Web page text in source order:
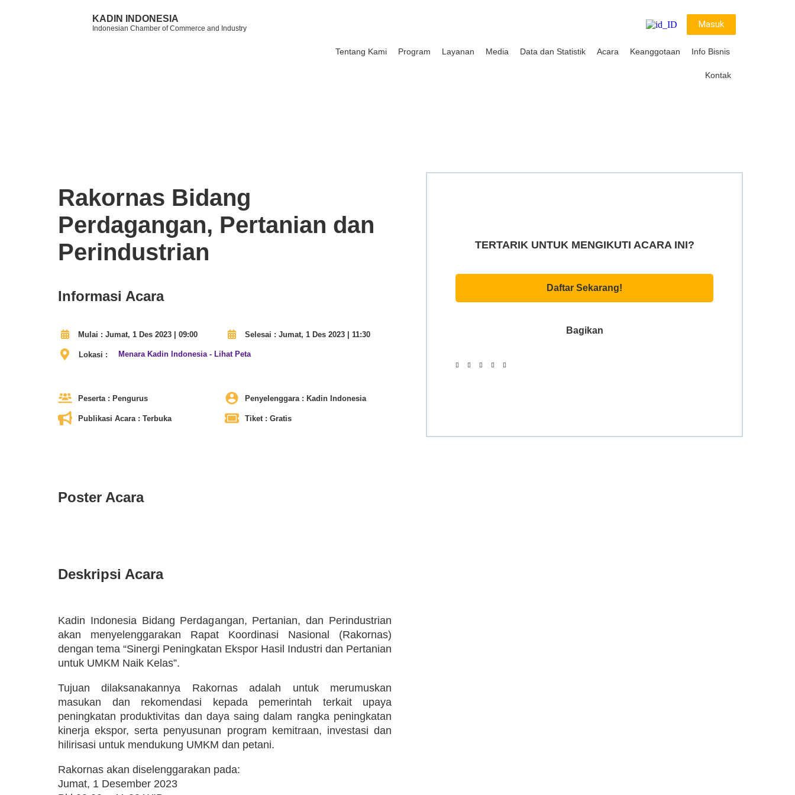
KADIN INDONESIA
Indonesian Chamber of Commerce and Industry Masuk
Tentang Kami Program Layanan Media Data dan Statistik Acara Keanggotaan Info Bisnis
Kontak
Rakornas Bidang
Perdagangan, Pertanian dan
Perindustrian
Informasi Acara
Mulai : Jumat, 1 Des 2023 | 09:00 Selesai : Jumat, 1 Des 2023 | 11:30
Lokasi : Menara Kadin Indonesia - Lihat Peta
Peserta : Pengurus Penyelenggara : Kadin Indonesia
Publikasi Acara : Terbuka Tiket : Gratis
TERTARIK UNTUK MENGIKUTI ACARA INI?
Daftar Sekarang!
Bagikan
Poster Acara
Deskripsi Acara
Kadin Indonesia Bidang Perdagangan, Pertanian, dan Perindustrian
akan menyelenggarakan Rapat Koordinasi Nasional (Rakornas)
dengan tema “Sinergi Peningkatan Ekspor Hasil Industri dan Pertanian
untuk UMKM Naik Kelas”.
Tujuan dilaksanakannya Rakornas adalah untuk merumuskan
masukan dan rekomendasi kepada pemerintah terkait upaya
peningkatan produktivitas dan daya saing dalam rangka peningkatan
kinerja ekspor, serta penyusunan program kemitraan, investasi dan
hilirisasi untuk mendukung UMKM dan petani.
Rakornas akan diselenggarakan pada:
Jumat, 1 Desember 2023